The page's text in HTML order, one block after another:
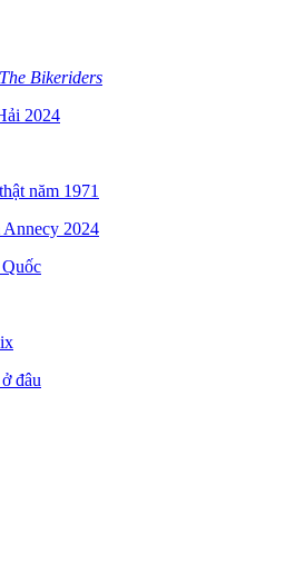
The Bikeriders
2024
năm 1971
2024
đâu